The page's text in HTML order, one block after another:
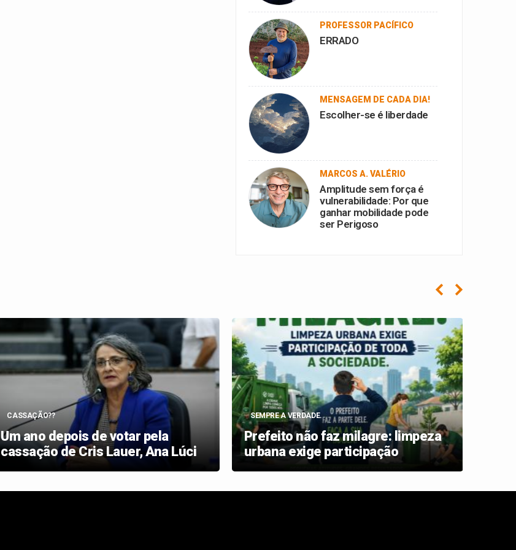
PROFESSOR PACÍFICO
ERRADO
MENSAGEM DE CADA DIA!
Escolher-se é liberdade
MARCOS A. VALÉRIO
Amplitude sem força é
vulnerabilidade: Por que
ganhar mobilidade pode
ser Perigoso
CASSAÇÃO??
Um ano depois de votar pela
cassação de Cris Lauer, Ana Lúci
SEMPRE A VERDADE.
Prefeito não faz milagre: limpeza
urbana exige participação